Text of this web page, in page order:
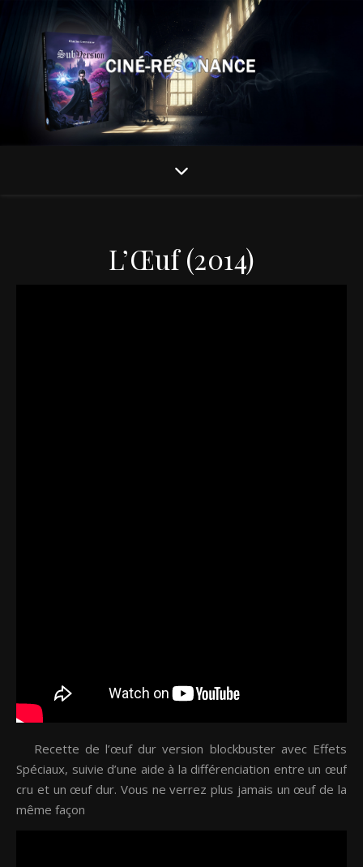
L’Œuf (2014)
Recette de l’œuf dur version blockbuster avec Effets
Spéciaux, suivie d’une aide à la différenciation entre un œuf
cru et un œuf dur. Vous ne verrez plus jamais un œuf de la
même façon